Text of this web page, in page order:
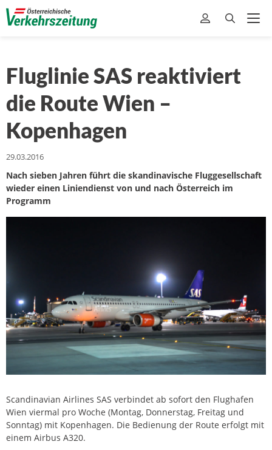
Fluglinie SAS reaktiviert
die Route Wien –
Kopenhagen
29.03.2016
Nach sieben Jahren führt die skandinavische Fluggesellschaft
wieder einen Liniendienst von und nach Österreich im
Programm
Scandinavian Airlines SAS verbindet ab sofort den Flughafen
Wien viermal pro Woche (Montag, Donnerstag, Freitag und
Sonntag) mit Kopenhagen. Die Bedienung der Route erfolgt mit
einem Airbus A320.